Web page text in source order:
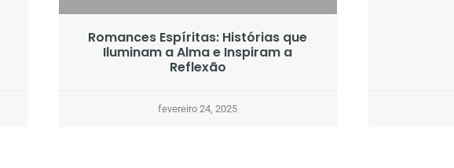
Romances Espíritas: Histórias que
Iluminam a Alma e Inspiram a
Reflexão
fevereiro 24, 2025